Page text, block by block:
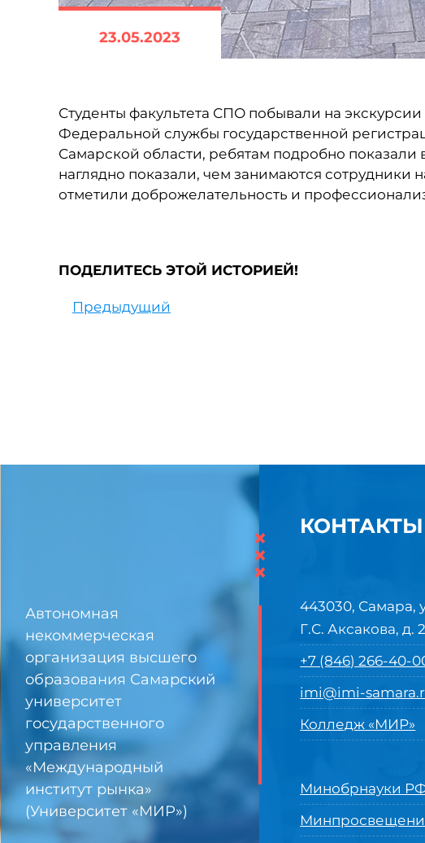
23.05.2023
Студенты факультета СПО побывали на
Федеральной службы государственной
Самарской области, ребятам подробно
наглядно показали, чем занимаются сотрудники
отметили доброжелательность и
ПОДЕЛИТЕСЬ ЭТОЙ ИСТОРИЕЙ!
Предыдущий
Автономная
некоммерческая
организация высшего
образования Самарский
университет
государственного
управления
«Международный
институт рынка»
(Университет «МИР»)
×
×
×
КОНТАКТЫ
443030, Самара,
Г.С. Аксакова, д.
+7 (846) 266-40-
imi@imi-
Колледж «МИР»
Минобрнауки